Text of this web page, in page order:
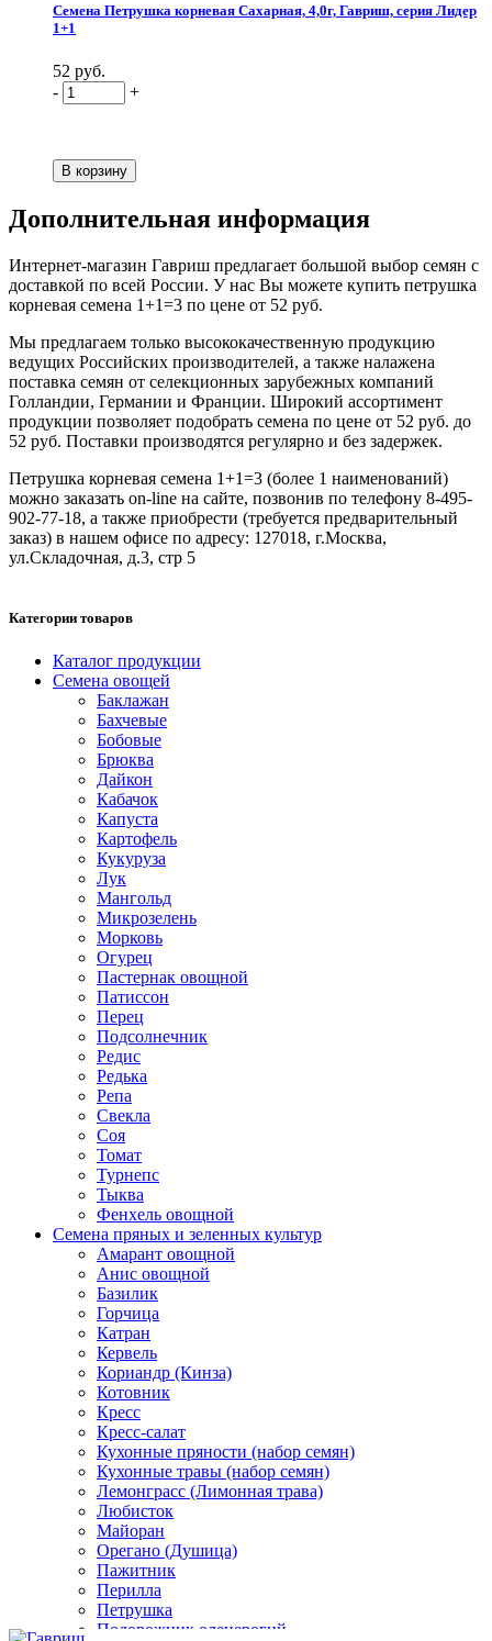
Семена Петрушка корневая Сахарная, 4,0г, Гавриш, серия Лидер
1+1
52 руб.
-
+
Дополнительная информация
Интернет-магазин Гавриш предлагает большой выбор семян с
доставкой по всей России. У нас Вы можете купить петрушка
корневая семена 1+1=3 по цене от 52 руб.
Мы предлагаем только высококачественную продукцию
ведущих Российских производителей, а также налажена
поставка семян от селекционных зарубежных компаний
Голландии, Германии и Франции. Широкий ассортимент
продукции позволяет подобрать семена по цене от 52 руб. до
52 руб. Поставки производятся регулярно и без задержек.
Петрушка корневая семена 1+1=3 (более 1 наименований)
можно заказать on-line на сайте, позвонив по телефону 8-495-
902-77-18, а также приобрести (требуется предварительный
заказ) в нашем офисе по адресу: 127018, г.Москва,
ул.Складочная, д.3, стр 5
Категории товаров
Каталог продукции
Семена овощей
Баклажан
Бахчевые
Бобовые
Брюква
Дайкон
Кабачок
Капуста
Картофель
Кукуруза
Лук
Мангольд
Микрозелень
Морковь
Огурец
Пастернак овощной
Патиссон
Перец
Подсолнечник
Редис
Редька
Репа
Свекла
Соя
Томат
Турнепс
Тыква
Фенхель овощной
Семена пряных и зеленных культур
Амарант овощной
Анис овощной
Базилик
Горчица
Катран
Кервель
Кориандр (Кинза)
Котовник
Кресс
Кресс-салат
Кухонные пряности (набор семян)
Кухонные травы (набор семян)
Лемонграсс (Лимонная трава)
Любисток
Майоран
Орегано (Душица)
Пажитник
Перилла
Петрушка
Подорожник оленерогий